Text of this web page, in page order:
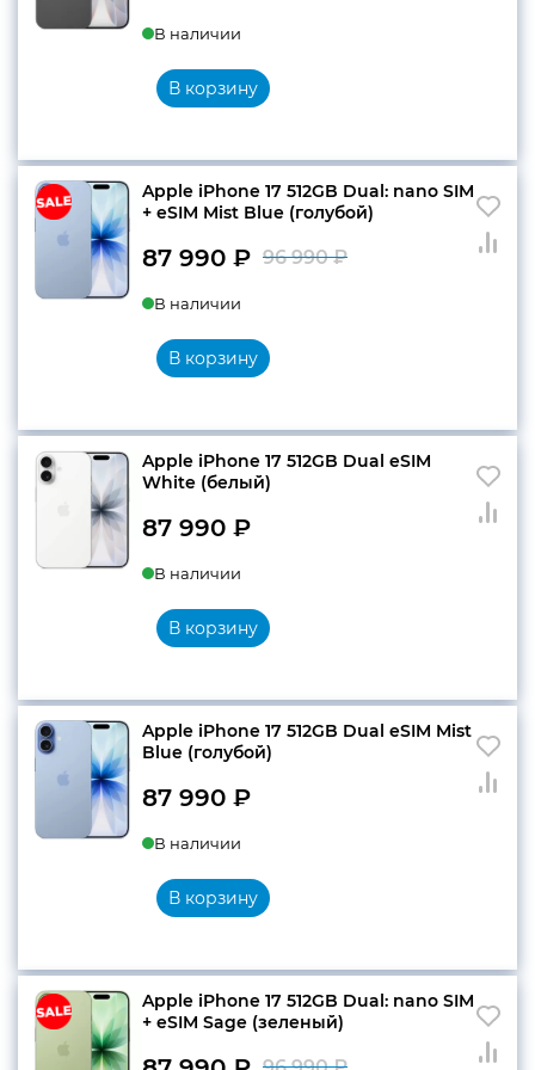
В наличии
В корзину
Apple iPhone 17 512GB Dual: nano SIM
+ eSIM Mist Blue (голубой)
96 990₽
87 990 ₽
В наличии
В корзину
Apple iPhone 17 512GB Dual eSIM
White (белый)
87 990 ₽
В наличии
В корзину
Apple iPhone 17 512GB Dual eSIM Mist
Blue (голубой)
87 990 ₽
В наличии
В корзину
Apple iPhone 17 512GB Dual: nano SIM
+ eSIM Sage (зеленый)